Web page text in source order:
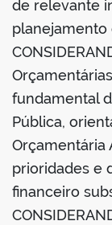
de relevante
planejamento
fundamental
Pública,
Orçamentária
prioridades e
financeiro